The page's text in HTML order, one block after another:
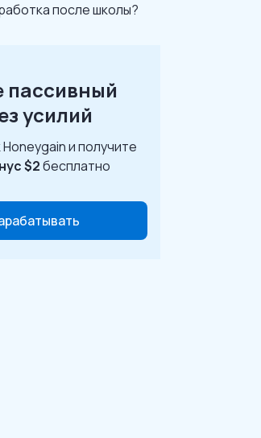
после школы?
пассивный
усилий
и получите
$2бесплатно